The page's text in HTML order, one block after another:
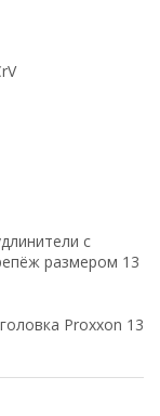
с
размером 13
Proxxon 13